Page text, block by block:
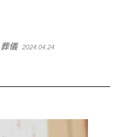
葬儀 2024.04.24